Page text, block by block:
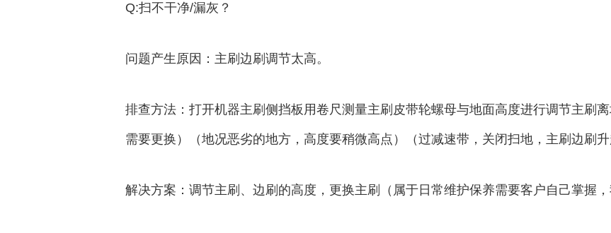
Q:扫不干净/漏灰？
问题产生原因：主刷边刷调节太高。
排查方法：打开机器主刷侧挡板用卷尺测量主刷皮带轮螺母与地面高度进行调节主刷
需要更换）（地况恶劣的地方，高度要稍微高点）（过减速带，关闭扫地，主刷边刷升
解决方案：调节主刷、边刷的高度，更换主刷（属于日常维护保养需要客户自己掌握，